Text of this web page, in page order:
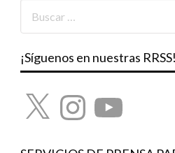
¡Síguenos en nuestras RRSS!
X InstagramYouTube